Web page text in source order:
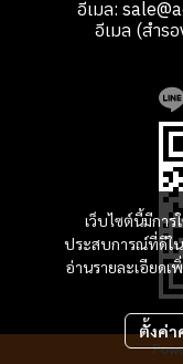
เว็บไซต์นี้มีกา
ประสบการณ์ที่ดีใน
อ่านรายละเอียดเ
ตั้งค่า
อีเมล:
อีเมล (สำร